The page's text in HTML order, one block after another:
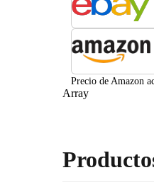
Precio de Amazon
Array